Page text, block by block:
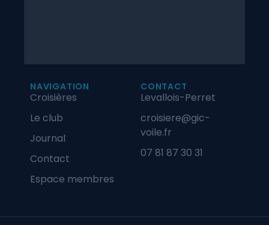
NAVIGATION
Croisières
Le club
Journal
Contact
Espace membres
CONTACT
Levallois-Perret
croisiere@gic-
voile.fr
07 81 87 30 31